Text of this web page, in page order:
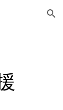
to navigation